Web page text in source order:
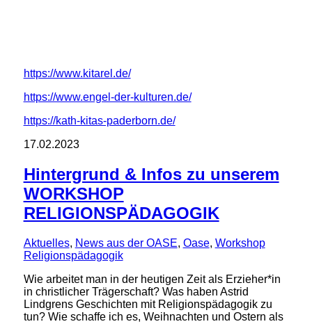
https://www.kitarel.de/
https://www.engel-der-kulturen.de/
https://kath-kitas-paderborn.de/
17.02.2023
Hintergrund & Infos zu unserem
WORKSHOP
RELIGIONSPÄDAGOGIK
Aktuelles, News aus der OASE, Oase, Workshop
Religionspädagogik
Wie arbeitet man in der heutigen Zeit als Erzieher*in
in christlicher Trägerschaft? Was haben Astrid
Lindgrens Geschichten mit Religionspädagogik zu
tun? Wie schaffe ich es, Weihnachten und Ostern als